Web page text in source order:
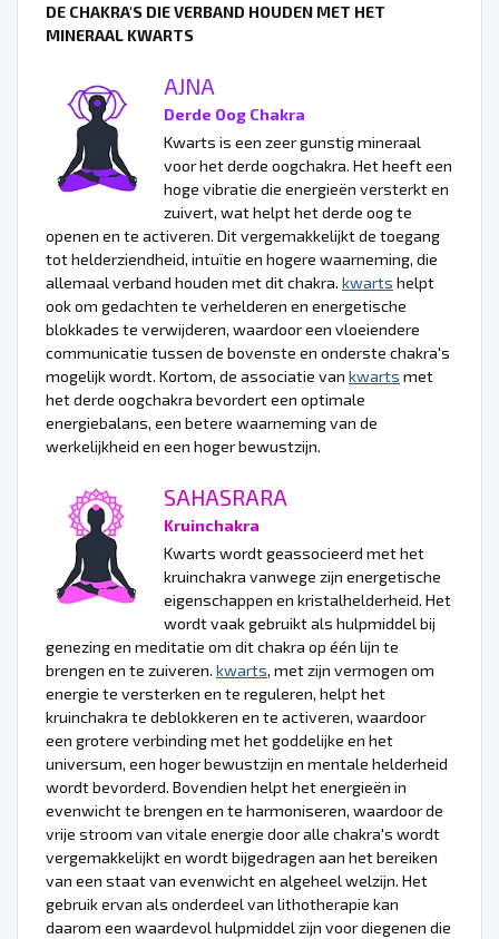
DE CHAKRA'S DIE VERBAND HOUDEN MET HET
MINERAAL KWARTS
AJNA
Derde Oog Chakra
Kwarts is een zeer gunstig mineraal
voor het derde oogchakra. Het heeft een
hoge vibratie die energieën versterkt en
zuivert, wat helpt het derde oog te
openen en te activeren. Dit vergemakkelijkt de toegang
tot helderziendheid, intuïtie en hogere waarneming, die
allemaal verband houden met dit chakra. kwarts helpt
ook om gedachten te verhelderen en energetische
blokkades te verwijderen, waardoor een vloeiendere
communicatie tussen de bovenste en onderste chakra's
mogelijk wordt. Kortom, de associatie van kwarts met
het derde oogchakra bevordert een optimale
energiebalans, een betere waarneming van de
werkelijkheid en een hoger bewustzijn.
SAHASRARA
Kruinchakra
Kwarts wordt geassocieerd met het
kruinchakra vanwege zijn energetische
eigenschappen en kristalhelderheid. Het
wordt vaak gebruikt als hulpmiddel bij
genezing en meditatie om dit chakra op één lijn te
brengen en te zuiveren. kwarts, met zijn vermogen om
energie te versterken en te reguleren, helpt het
kruinchakra te deblokkeren en te activeren, waardoor
een grotere verbinding met het goddelijke en het
universum, een hoger bewustzijn en mentale helderheid
wordt bevorderd. Bovendien helpt het energieën in
evenwicht te brengen en te harmoniseren, waardoor de
vrije stroom van vitale energie door alle chakra's wordt
vergemakkelijkt en wordt bijgedragen aan het bereiken
van een staat van evenwicht en algeheel welzijn. Het
gebruik ervan als onderdeel van lithotherapie kan
daarom een waardevol hulpmiddel zijn voor diegenen die